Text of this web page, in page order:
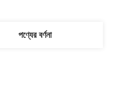
পণ্যের বর্ণনা